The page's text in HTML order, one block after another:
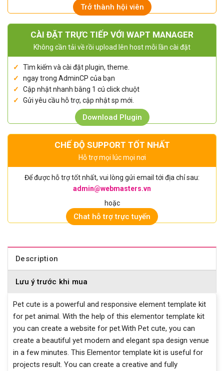
Trở thành hội viên
CÀI ĐẶT TRỰC TIẾP VỚI WAPT MANAGER
Không cần tải về rồi upload lên host mỗi lần cài đặt
Tìm kiếm và cài đặt plugin, theme.
ngay trong AdminCP của bạn
Cập nhật nhanh bằng 1 cú click chuột
Gửi yêu cầu hỗ trợ, cập nhật sp mới.
Download Plugin
CHẾ ĐỘ SUPPORT TỐT NHẤT
Hỗ trợ mọi lúc mọi nơi
Để được hỗ trợ tốt nhất, vui lòng gửi email tới địa chỉ sau:
admin@webmasters.vn
hoặc
Chat hỗ trợ trực tuyến
Description
Lưu ý trước khi mua
Pet cute is a powerful and responsive element template kit
for pet animal. With the help of this elementor template kit
you can create a website for pet.With Pet cute, you can
create a beautiful yet modern and elegant spa design venue
in a few minutes. This Elementor template kit is useful for
projects result. You can create a creative and fully